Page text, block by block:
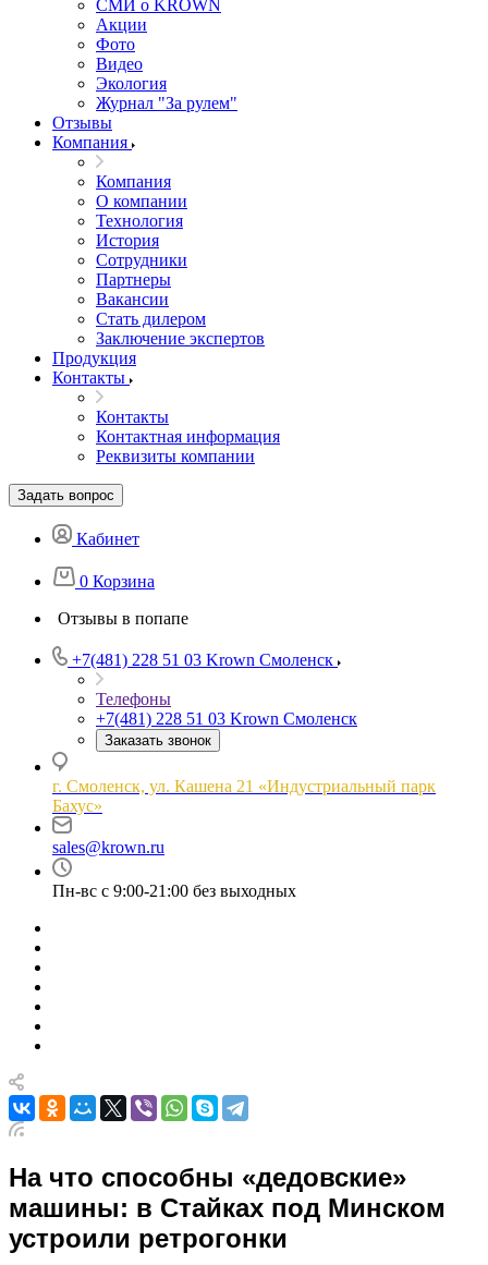
СМИ о KROWN
Акции
Фото
Видео
Экология
Журнал "За рулем"
Отзывы
Компания
Компания
О компании
Технология
История
Сотрудники
Партнеры
Вакансии
Стать дилером
Заключение экспертов
Продукция
Контакты
Контакты
Контактная информация
Реквизиты компании
Задать вопрос
Кабинет
0 Корзина
Отзывы в попапе
+7(481) 228 51 03 Krown Смоленск
Телефоны
+7(481) 228 51 03 Krown Смоленск
Заказать звонок
г. Смоленск, ул. Кашена 21 «Индустриальный парк
Бахус»
sales@krown.ru
Пн-вс с 9:00-21:00 без выходных
На что способны «дедовские»
машины: в Стайках под Минском
устроили ретрогонки